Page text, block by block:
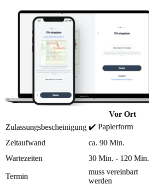
Vor Ort
Zulassungsbescheinigung ✔️ Papierform
Zeitaufwand
ca. 90 Min.
Wartezeiten
30 Min. - 120 Min.
Termin
muss vereinbart
werden